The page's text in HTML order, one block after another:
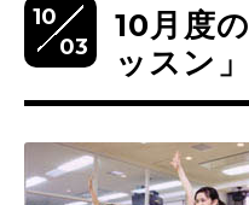
10
03
10月度
ッスン」